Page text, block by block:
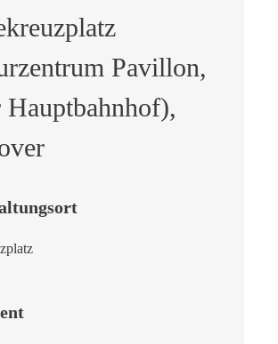
Pavillon,
Hauptbahnhof),